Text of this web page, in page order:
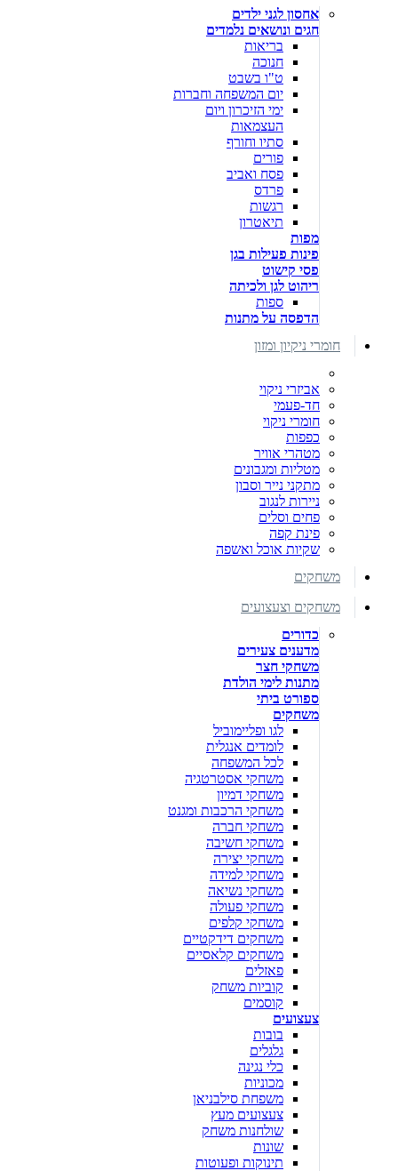
אחסון לגני ילדים
חגים ונושאים נלמדים
בריאות
חנוכה
ט"ו בשבט
יום המשפחה וחברות
ימי הזיכרון ויום
העצמאות
סתיו וחורף
פורים
פסח ואביב
פרדס
רגשות
תיאטרון
מפות
פינות פעילות בגן
פסי קישוט
ריהוט לגן ולכיתה
ספות
הדפסה על מתנות
חומרי ניקיון ומזון
אביזרי ניקוי
חד-פעמי
חומרי ניקוי
כפפות
מטהרי אוויר
מטליות ומגבונים
מתקני נייר וסבון
ניירות לנגוב
פחים וסלים
פינת קפה
שקיות אוכל ואשפה
משחקים
משחקים וצעצועים
כדורים
מדענים צעירים
משחקי חצר
מתנות לימי הולדת
ספורט ביתי
משחקים
לגו ופליימוביל
לומדים אנגלית
לכל המשפחה
משחקי אסטרטגיה
משחקי דמיון
משחקי הרכבות ומגנט
משחקי חברה
משחקי חשיבה
משחקי יצירה
משחקי למידה
משחקי נשיאה
משחקי פעולה
משחקי קלפים
משחקים דידקטיים
משחקים קלאסיים
פאזלים
קוביות משחק
קוסמים
צעצועים
בובות
גלגלים
כלי נגינה
מכוניות
משפחת סילבניאן
צעצועים מעץ
שולחנות משחק
שונות
תינוקות ופעוטות